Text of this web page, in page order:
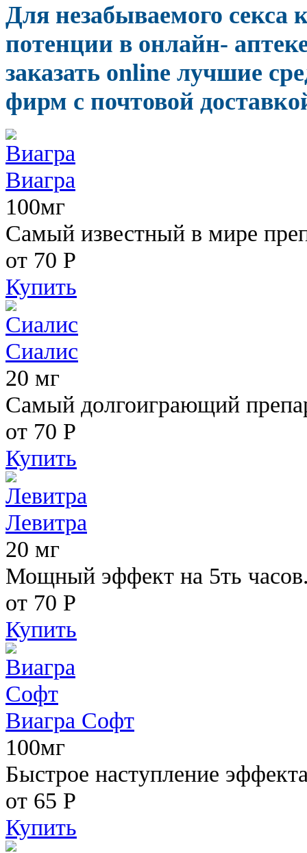
Для незабываемого секса
потенции в онлайн-
заказать online лучшие
фирм с почтовой
Виагра
100мг
Самый известный в мире
от 70 Р
Купить
Сиалис
20 мг
Самый долгоиграющий
от 70 Р
Купить
Левитра
20 мг
Мощный эффект на 5ть
от 70 Р
Купить
Виагра Софт
100мг
Быстрое наступление
от 65 Р
Купить